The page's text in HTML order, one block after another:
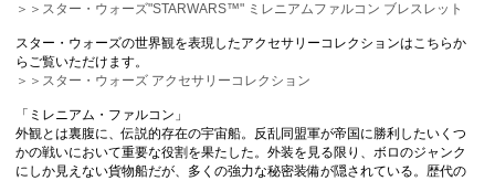
＞＞スター・ウォーズ"STARWARS™" ミレニアムファルコン ブレスレット
スター・ウォーズの世界観を表現したアクセサリーコレクションはこちらか
らご覧いただけます。
＞＞スター・ウォーズ アクセサリーコレクション
「ミレニアム・ファルコン」
外観とは裏腹に、伝説的存在の宇宙船。反乱同盟軍が帝国に勝利したいくつ
かの戦いにおいて重要な役割を果たした。外装を見る限り、ボロのジャンク
にしか見えない貨物船だが、多くの強力な秘密装備が隠されている。歴代の